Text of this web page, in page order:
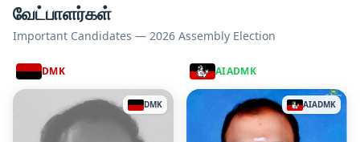
வேட்பாளர்கள்
Important Candidates — 2026 Assembly Election
DMK
DMK
AIADMK
AIADMK